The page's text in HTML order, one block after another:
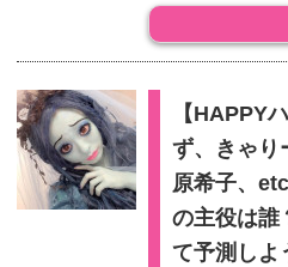
【HAPPY
ず、きゃり
原希子、
の主役は
て予測し